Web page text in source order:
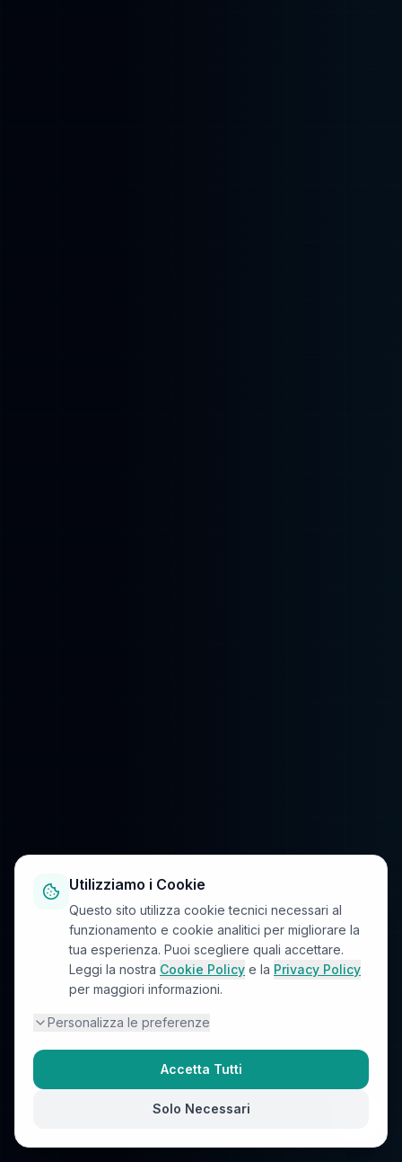
Utilizziamo i Cookie
Questo sito utilizza cookie tecnici necessari al
funzionamento e cookie analitici per migliorare la
tua esperienza. Puoi scegliere quali accettare.
Leggi la nostra Cookie Policy e la Privacy Policy
per maggiori informazioni.
Personalizza le preferenze
Accetta Tutti
Solo Necessari